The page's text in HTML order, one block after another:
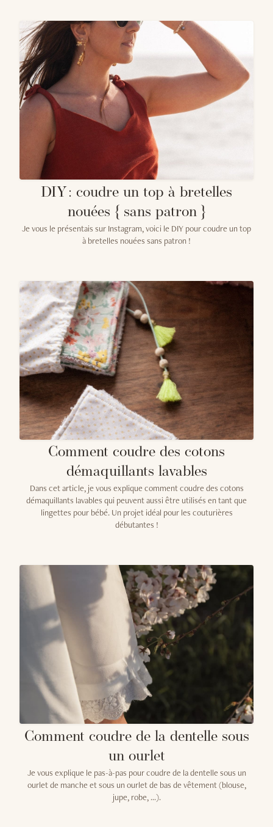
DIY : coudre un top à bretelles
nouées { sans patron }
Je vous le présentais sur Instagram, voici le DIY pour coudre un top
à bretelles nouées sans patron !
Comment coudre des cotons
démaquillants lavables
Dans cet article, je vous explique comment coudre des cotons
démaquillants lavables qui peuvent aussi être utilisés en tant que
lingettes pour bébé. Un projet idéal pour les couturières
débutantes !
Comment coudre de la dentelle sous
un ourlet
Je vous explique le pas-à-pas pour coudre de la dentelle sous un
ourlet de manche et sous un ourlet de bas de vêtement (blouse,
jupe, robe, ...).